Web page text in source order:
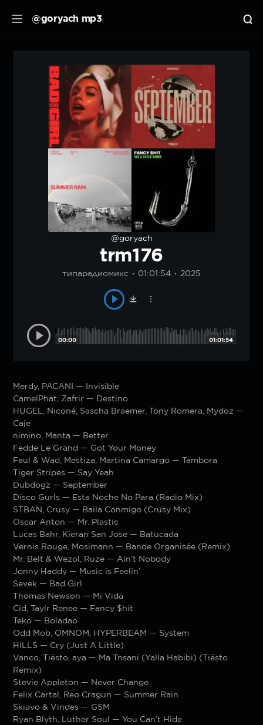
@goryach mp3
@goryach
trm176
типарадиомикс 01:01:54 2025
00:00 01:01:54
Merdy, PACANI — Invisible
CamelPhat, Zafrir — Destino
HUGEL, Niconé, Sascha Braemer, Tony Romera, Mydoz —
Caje
nimino, Manta — Better
Fedde Le Grand — Got Your Money
Faul & Wad, Mestiza, Martina Camargo — Tambora
Tiger Stripes — Say Yeah
Dubdogz — September
Disco Gurls — Esta Noche No Para (Radio Mix)
STBAN, Crusy — Baila Conmigo (Crusy Mix)
Oscar Anton — Mr. Plastic
Lucas Bahr, Kieran San Jose — Batucada
Vernis Rouge, Mosimann — Bande Organisée (Remix)
Mr. Belt & Wezol, Ruze — Ain’t Nobody
Jonny Haddy — Music is Feelin’
Sevek — Bad Girl
Thomas Newson — Mi Vida
Cid, Taylr Renee — Fancy $hit
Teko — Boladao
Odd Mob, OMNOM, HYPERBEAM — System
HILLS — Cry (Just A Little)
Vanco, Tiësto, aya — Ma Tnsani (Yalla Habibi) (Tiësto
Remix)
Stevie Appleton — Never Change
Felix Cartal, Reo Cragun — Summer Rain
Skiavo & Vindes — GSM
Ryan Blyth, Luther Soul — You Can’t Hide